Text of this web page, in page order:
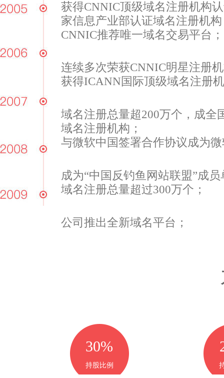
获得CNNIC顶级域名注册机构
家信息产业部认证域名注册机
CNNIC推荐唯一域名交易平台；
连续多次荣获CNNIC明星注册
获得ICANN国际顶级域名注册
域名注册总量超200万个，成全
域名注册机构；
与微软中国签署合作协议成为
成为“中国反钓鱼网站联盟”成
域名注册总量超过300万个；
公司推出全新域名平台；
30%
持股比例